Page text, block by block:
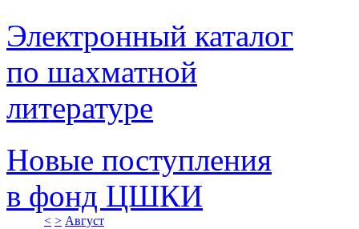
Электронный каталог
по шахматной
литературе
Новые поступления
в фонд ЦШКИ
< > Август